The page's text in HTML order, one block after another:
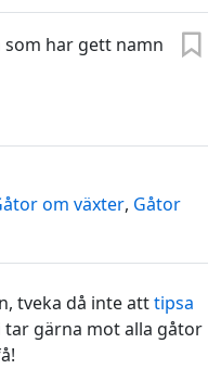
har gett namn
om växter, Gåtor
tveka då inte atttipsa
tar gärna mot alla gåtor